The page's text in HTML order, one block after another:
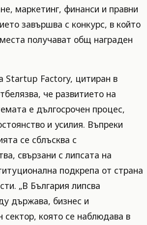
маркетинг, финанси и правни
завършва с конкурс, в който
получават общ награден
Startup Factory, цитиран в
че развитието на
е дългосрочен процес,
и усилия. Въпреки
се сблъсква с
свързани с липсата на
подкрепа от страна
„В България липсва
държава, бизнес и
сектор, която се наблюдава в